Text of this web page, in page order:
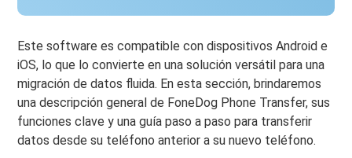
Este software es compatible con dispositivos Android e
iOS, lo que lo convierte en una solución versátil para una
migración de datos fluida. En esta sección, brindaremos
una descripción general de FoneDog Phone Transfer, sus
funciones clave y una guía paso a paso para transferir
datos desde su teléfono anterior a su nuevo teléfono.